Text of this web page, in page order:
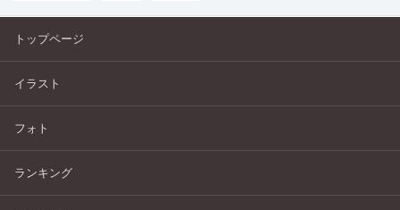
トップページ
イラスト
フォト
ランキング